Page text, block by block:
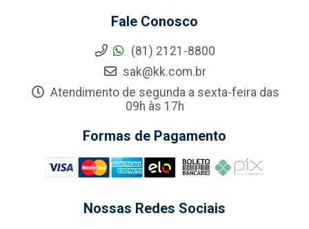
Fale Conosco
(81) 2121-8800
sak@kk.com.br
Atendimento de segunda a sexta-feira das
09h às 17h
Formas de Pagamento
Nossas Redes Sociais